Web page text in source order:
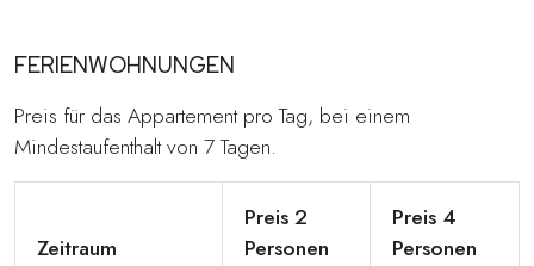
FERIENWOHNUNGEN
Preis für das Appartement pro Tag, bei einem
Mindestaufenthalt von 7 Tagen.
Zeitraum
Preis 2
Personen
Preis 4
Personen